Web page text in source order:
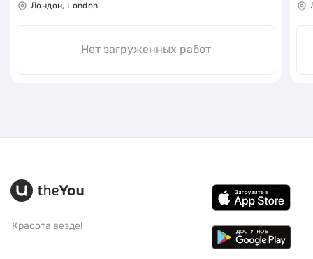
Лондон, London
Нет загруженных работ
Красота везде!